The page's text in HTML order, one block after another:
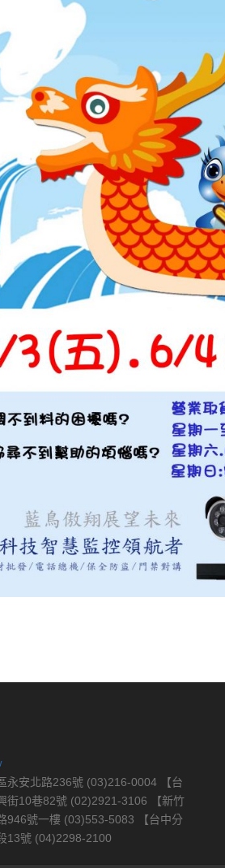
永安北路236號 (03)216-0004 【台
街10巷82號 (02)2921-3106 【新竹
946號一樓 (03)553-5083 【台中分
13號 (04)2298-2100